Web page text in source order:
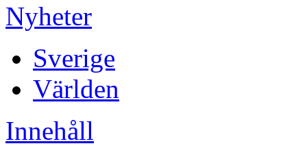
Nyheter
Sverige
Världen
Innehåll